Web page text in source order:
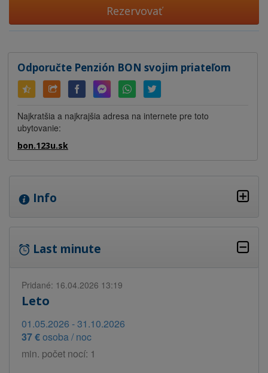
Rezervovať
Odporučte Penzión BON svojim priateľom
Najkratšia a najkrajšia adresa na internete pre toto
ubytovanie:
bon.123u.sk
Info
Last minute
Pridané: 16.04.2026 13:19
Leto
01.05.2026 - 31.10.2026
37 €osoba / noc
min. počet nocí: 1